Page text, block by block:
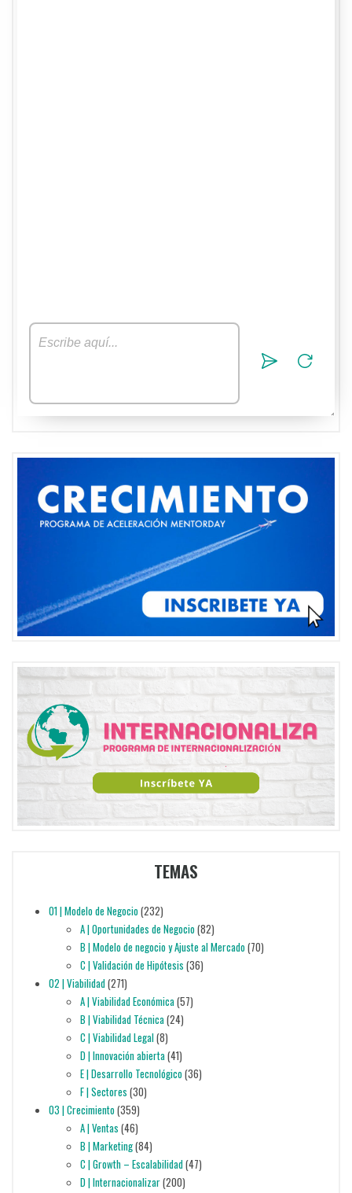
TEMAS
01 | Modelo de Negocio(232)
A | Oportunidades de Negocio(82)
B | Modelo de negocio y Ajuste al Mercado(70)
C | Validación de Hipótesis (36)
02 | Viabilidad(271)
A | Viabilidad Económica(57)
B | Viabilidad Técnica(24)
C | Viabilidad Legal(8)
D | Innovación abierta(41)
E | Desarrollo Tecnológico(36)
F | Sectores (30)
03 | Crecimiento(359)
A | Ventas (46)
B | Marketing(84)
C | Growth – Escalabilidad(47)
D | Internacionalizar(200)